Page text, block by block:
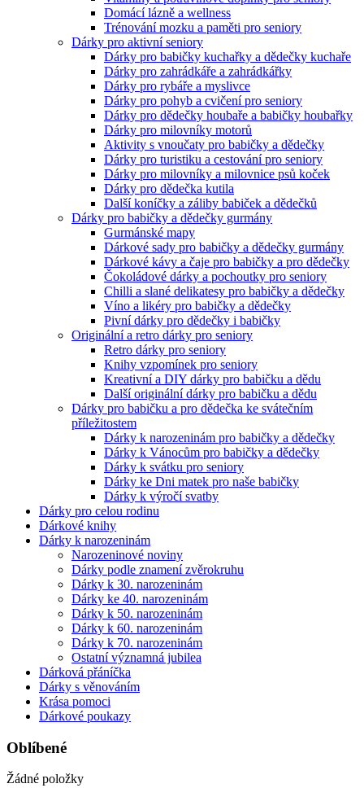
Domácí lázně a wellness
Trénování mozku a paměti pro seniory
Dárky pro aktivní seniory
Dárky pro babičky kuchařky a dědečky kuchaře
Dárky pro zahrádkáře a zahrádkářky
Dárky pro rybáře a myslivce
Dárky pro pohyb a cvičení pro seniory
Dárky pro dědečky houbaře a babičky houbařky
Dárky pro milovníky motorů
Aktivity s vnoučaty pro babičky a dědečky
Dárky pro turistiku a cestování pro seniory
Dárky pro milovníky a milovnice psů koček
Dárky pro dědečka kutila
Další koníčky a záliby babiček a dědečků
Dárky pro babičky a dědečky gurmány
Gurmánské mapy
Dárkové sady pro babičky a dědečky gurmány
Dárkové kávy a čaje pro babičky a pro dědečky
Čokoládové dárky a pochoutky pro seniory
Chilli a slané delikatesy pro babičky a dědečky
Víno a likéry pro babičky a dědečky
Pivní dárky pro dědečky i babičky
Originální a retro dárky pro seniory
Retro dárky pro seniory
Knihy vzpomínek pro seniory
Kreativní a DIY dárky pro babičku a dědu
Další originální dárky pro babičku a dědu
Dárky pro babičku a pro dědečka ke svátečním
příležitostem
Dárky k narozeninám pro babičky a dědečky
Dárky k Vánocům pro babičky a dědečky
Dárky k svátku pro seniory
Dárky ke Dni matek pro naše babičky
Dárky k výročí svatby
Dárky pro celou rodinu
Dárkové knihy
Dárky k narozeninám
Narozeninové noviny
Dárky podle znamení zvěrokruhu
Dárky k 30. narozeninám
Dárky ke 40. narozeninám
Dárky k 50. narozeninám
Dárky k 60. narozeninám
Dárky k 70. narozeninám
Ostatní významná jubilea
Dárková přáníčka
Dárky s věnováním
Krása pomoci
Dárkové poukazy
Oblíbené
Žádné položky